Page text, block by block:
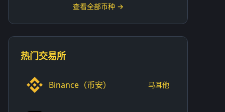
查看全部币种 →
热门交易所
Binance（币安） 马耳他